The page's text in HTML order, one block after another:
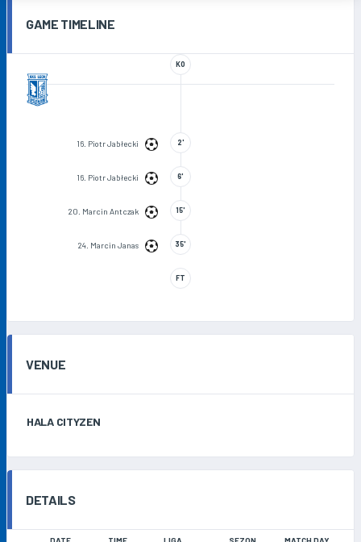
GAME TIMELINE
KO
16. Piotr Jabłecki 2'
16. Piotr Jabłecki 6'
20. Marcin Antczak 15'
24. Marcin Janas 35'
FT
VENUE
HALA CITYZEN
DETAILS